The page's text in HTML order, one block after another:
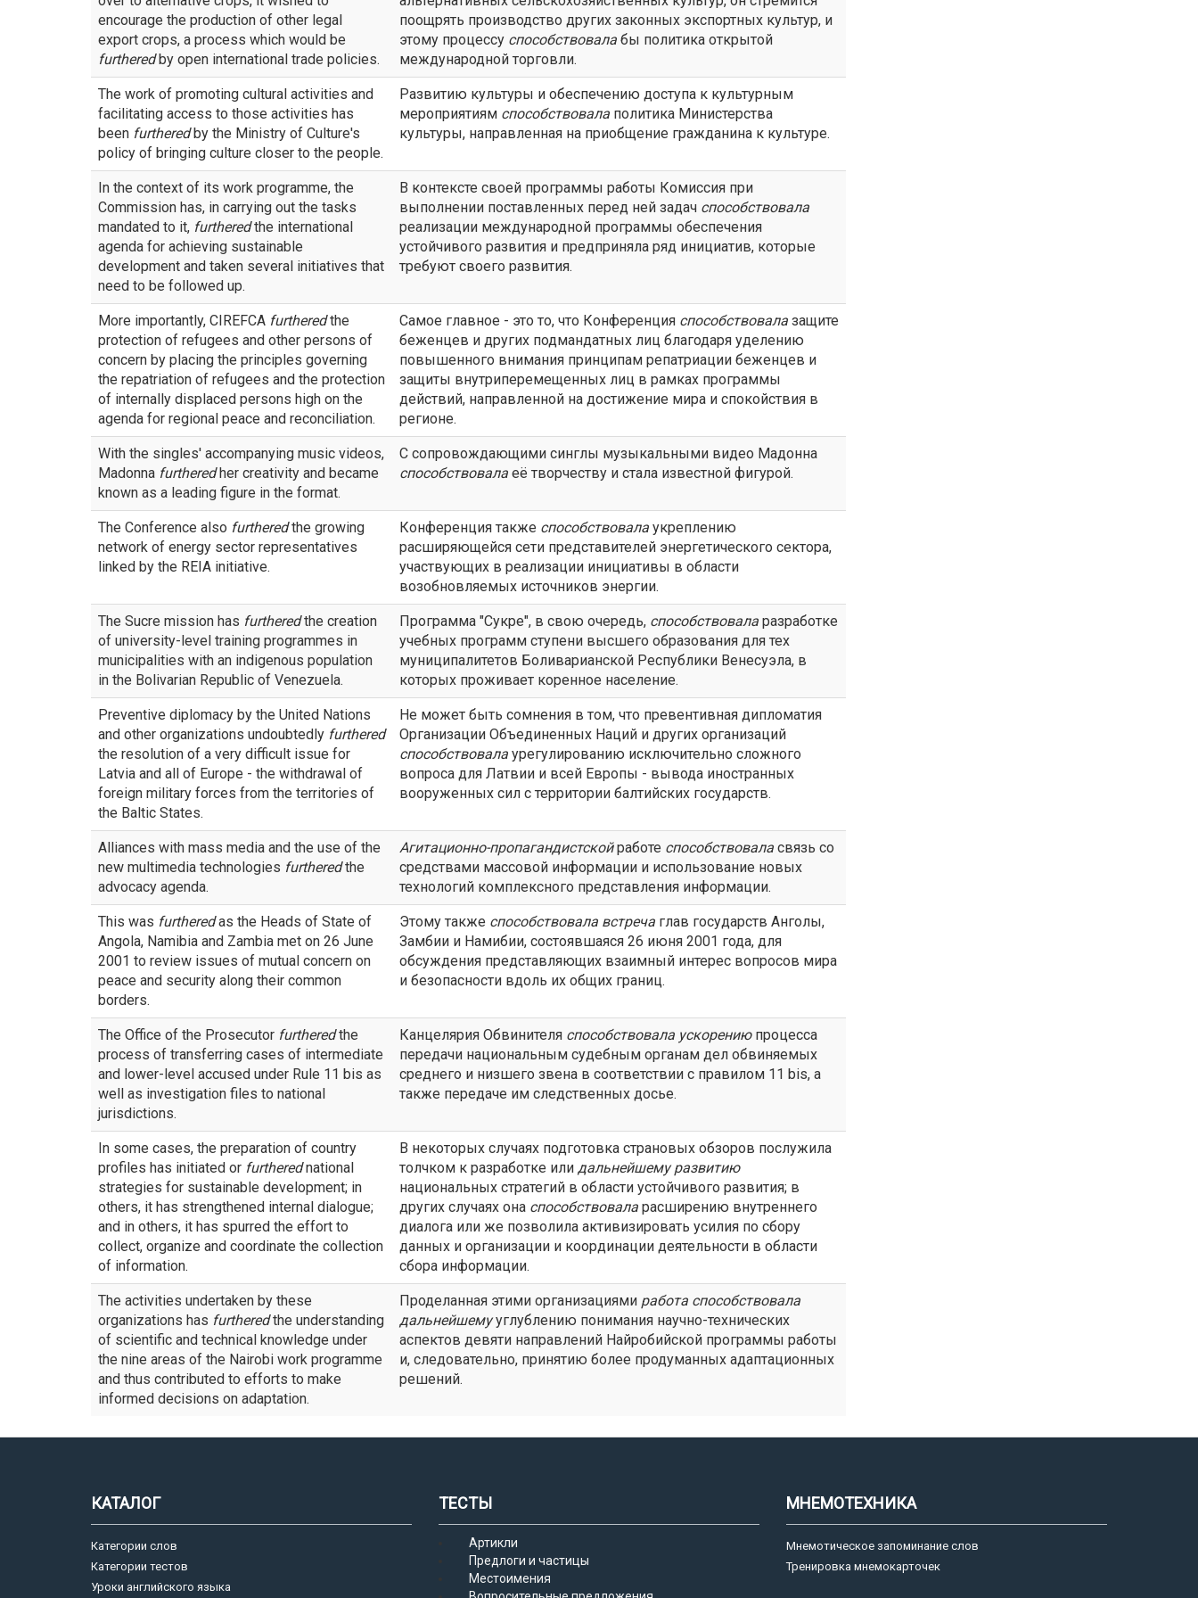
encourage the production of other legal
export crops, a process which would be
furtheredby open international trade policies.
поощрять производство других законных экспортных культур, и
этому процессу способствовала бы политика открытой
международной торговли.
The work of promoting cultural activities and
facilitating access to those activities has
been furtheredby the Ministry of Culture's
policy of bringing culture closer to the people.
Развитию культуры и обеспечению доступа к культурным
мероприятиям способствовала политика Министерства
культуры, направленная на приобщение гражданина к культуре.
In the context of its work programme, the
Commission has, in carrying out the tasks
mandated to it, furtheredthe international
agenda for achieving sustainable
development and taken several initiatives that
need to be followed up.
В контексте своей программы работы Комиссия при
выполнении поставленных перед ней задач способствовала
реализации международной программы обеспечения
устойчивого развития и предприняла ряд инициатив, которые
требуют своего развития.
More importantly, CIREFCA furtheredthe
protection of refugees and other persons of
concern by placing the principles governing
the repatriation of refugees and the protection
of internally displaced persons high on the
agenda for regional peace and reconciliation.
Самое главное - это то, что Конференция способствовала защите
беженцев и других подмандатных лиц благодаря уделению
повышенного внимания принципам репатриации беженцев и
защиты внутриперемещенных лиц в рамках программы
действий, направленной на достижение мира и спокойствия в
регионе.
With the singles' accompanying music videos,
Madonna furtheredher creativity and became
known as a leading figure in the format.
С сопровождающими синглы музыкальными видео Мадонна
способствовала её творчеству и стала известной фигурой.
The Conference also furtheredthe growing
network of energy sector representatives
linked by the REIA initiative.
Конференция также способствовала укреплению
расширяющейся сети представителей энергетического сектора,
участвующих в реализации инициативы в области
возобновляемых источников энергии.
The Sucre mission has furtheredthe creation
of university-level training programmes in
municipalities with an indigenous population
in the Bolivarian Republic of Venezuela.
Программа "Сукре", в свою очередь, способствовала разработке
учебных программ ступени высшего образования для тех
муниципалитетов Боливарианской Республики Венесуэла, в
которых проживает коренное население.
Preventive diplomacy by the United Nations
and other organizations undoubtedly furthered
the resolution of a very difficult issue for
Latvia and all of Europe - the withdrawal of
foreign military forces from the territories of
the Baltic States.
Не может быть сомнения в том, что превентивная дипломатия
Организации Объединенных Наций и других организаций
способствовала урегулированию исключительно сложного
вопроса для Латвии и всей Европы - вывода иностранных
вооруженных сил с территории балтийских государств.
Alliances with mass media and the use of the
new multimedia technologies furtheredthe
advocacy agenda.
Агитационно-пропагандистскойработе способствовала связь со
средствами массовой информации и использование новых
технологий комплексного представления информации.
This was furtheredas the Heads of State of
Angola, Namibia and Zambia met on 26 June
2001 to review issues of mutual concern on
peace and security along their common
borders.
Этому также способствовала встреча глав государств Анголы,
Замбии и Намибии, состоявшаяся 26 июня 2001 года, для
обсуждения представляющих взаимный интерес вопросов мира
и безопасности вдоль их общих границ.
The Office of the Prosecutor furtheredthe
process of transferring cases of intermediate
and lower-level accused under Rule 11 bis as
well as investigation files to national
jurisdictions.
Канцелярия Обвинителя способствовала ускорениюпроцесса
передачи национальным судебным органам дел обвиняемых
среднего и низшего звена в соответствии с правилом 11 bis, а
также передаче им следственных досье.
In some cases, the preparation of country
profiles has initiated or furtherednational
strategies for sustainable development; in
others, it has strengthened internal dialogue;
and in others, it has spurred the effort to
collect, organize and coordinate the collection
of information.
В некоторых случаях подготовка страновых обзоров послужила
толчком к разработке или дальнейшему развитию
национальных стратегий в области устойчивого развития; в
других случаях она способствовала расширению внутреннего
диалога или же позволила активизировать усилия по сбору
данных и организации и координации деятельности в области
сбора информации.
The activities undertaken by these
organizations has furtheredthe understanding
of scientific and technical knowledge under
the nine areas of the Nairobi work programme
and thus contributed to efforts to make
informed decisions on adaptation.
Проделанная этими организациями работа способствовала
дальнейшемууглублению понимания научно-технических
аспектов девяти направлений Найробийской программы работы
и, следовательно, принятию более продуманных адаптационных
решений.
КАТАЛОГ
Категории слов
Категории тестов
Уроки английского языка
ТЕСТЫ
Артикли
Предлоги и частицы
Местоимения
МНЕМОТЕХНИКА
Мнемотическое запоминание слов
Тренировка мнемокарточек